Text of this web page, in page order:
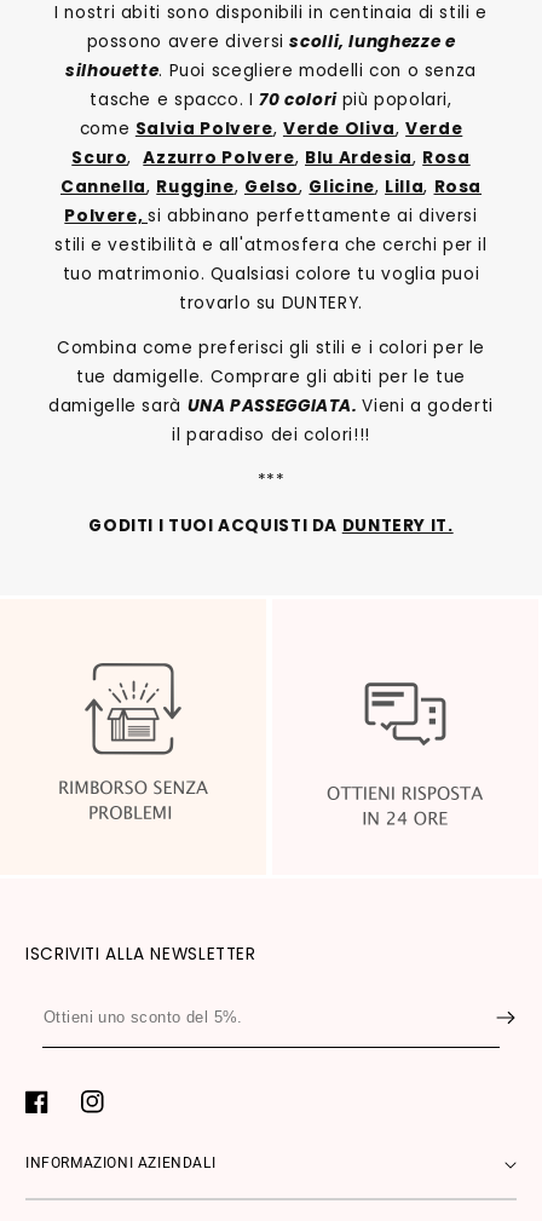
I nostri abiti sono disponibili in centinaia di stili e
possono avere diversiscolli, lunghezze e
silhouette. Puoi scegliere modelli con o senza
tasche e spacco. I70 colori più popolari,
come Salvia Polvere, Verde Oliva,Verde
Scuro,Azzurro Polvere, Blu Ardesia, Rosa
Cannella, Ruggine, Gelso, Glicine, Lilla, Rosa
Polvere, si abbinano perfettamente ai diversi
stili e vestibilità e all'atmosfera che cerchi per il
tuo matrimonio. Qualsiasi colore tu voglia puoi
trovarlo su DUNTERY.
Combina come preferisci gli stili e i colori per le
tue damigelle. Comprare gli abiti per le tue
damigelle sarà UNA PASSEGGIATA.Vieni a goderti
il paradiso dei colori!!!
***
GODITI I TUOI ACQUISTI DA DUNTERY IT.
ISCRIVITI ALLA NEWSLETTER
Ottieni
uno
del
FacebookInstagram
INFORMAZIONI AZIENDALI